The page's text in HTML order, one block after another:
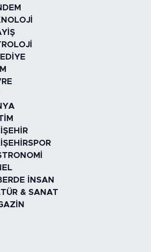
İNSAN
& SANAT